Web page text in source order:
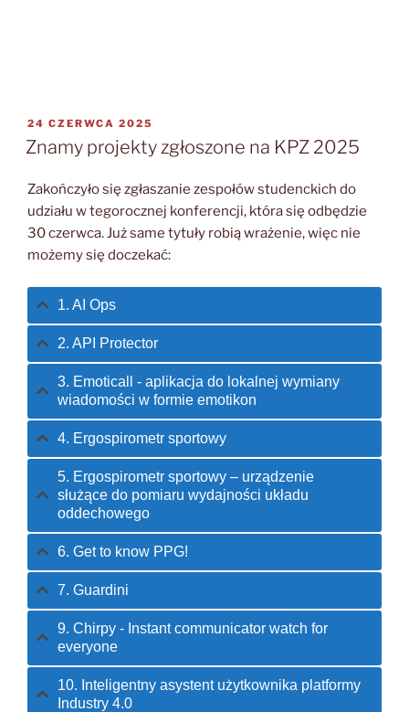
OPUBLIKOWANE
W
24 CZERWCA 2025
Znamy projekty zgłoszone na KPZ 2025
Zakończyło się zgłaszanie zespołów studenckich do
udziału w tegorocznej konferencji, która się odbędzie
30 czerwca. Już same tytuły robią wrażenie, więc nie
możemy się doczekać:
1. AI Ops
2. API Protector
3. Emoticall - aplikacja do lokalnej wymiany
wiadomości w formie emotikon
4. Ergospirometr sportowy
5. Ergospirometr sportowy – urządzenie
służące do pomiaru wydajności układu
oddechowego
6. Get to know PPG!
7. Guardini
9. Chirpy - Instant communicator watch for
everyone
10. Inteligentny asystent użytkownika platformy
Industry 4.0